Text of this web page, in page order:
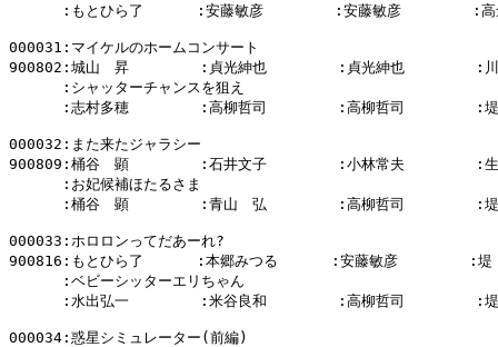
:もとひら了      :安藤敏彦        :安藤敏彦        :高
000031:マイケルのホームコンサート
900802:城山　昇        :貞光紳也        :貞光紳也        :川
      :シャッターチャンスを狙え
:志村多穂        :高柳哲司        :高柳哲司        :堤
000032:また来たジャラシー
900809:桶谷　顕        :石井文子        :小林常夫        :生
      :お妃候補ほたるさま
:桶谷　顕        :青山　弘        :高柳哲司        :堤
000033:ホロロンってだあーれ?
900816:もとひら了      :本郷みつる      :安藤敏彦        :堤
      :ベビーシッターエリちゃん
:水出弘一        :米谷良和        :高柳哲司        :堤
000034:惑星シミュレーター(前編)